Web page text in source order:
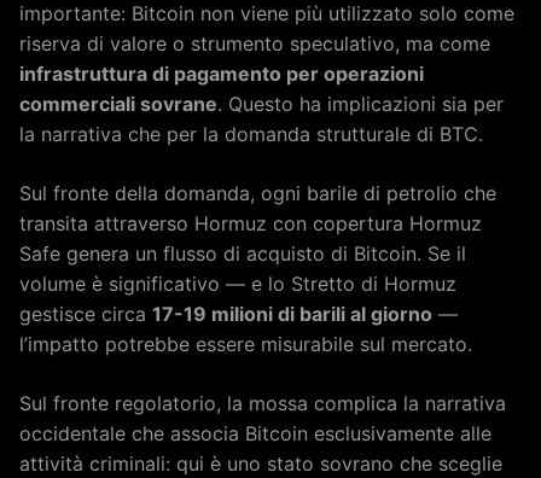
importante: Bitcoin non viene più utilizzato solo come
riserva di valore o strumento speculativo, ma come
infrastruttura di pagamento per operazioni
commerciali sovrane. Questo ha implicazioni sia per
la narrativa che per la domanda strutturale di BTC.
Sul fronte della domanda, ogni barile di petrolio che
transita attraverso Hormuz con copertura Hormuz
Safe genera un flusso di acquisto di Bitcoin. Se il
volume è significativo — e lo Stretto di Hormuz
gestisce circa 17-19 milioni di barili al giorno —
l’impatto potrebbe essere misurabile sul mercato.
Sul fronte regolatorio, la mossa complica la narrativa
occidentale che associa Bitcoin esclusivamente alle
attività criminali: qui è uno stato sovrano che sceglie